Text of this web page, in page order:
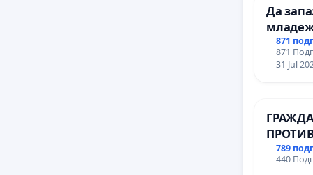
Да
Варна
871
871
31 Jul
789
440